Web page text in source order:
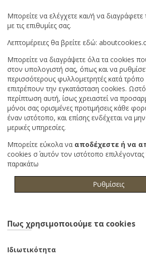
Μπορείτε να ελέγχετε και/ή να
με τις επιθυμίες σας.
Λεπτομέρειες θα βρείτε εδώ:
Μπορείτε να διαγράψετε όλα τα cookies
στον υπολογιστή σας, όπως και να
περισσότερους φυλλομετρητές κατά
επιτρέπουν την εγκατάσταση cookies.
περίπτωση αυτή, ίσως χρειαστεί να
μόνοι σας ορισμένες προτιμήσεις κάθε
έναν ιστότοπο, και επίσης ενδέχεται να
μερικές υπηρεσίες.
Μπορείτε εύκολα να αποδέχεστε ή να
cookies σ΄ αυτόν τον ιστότοπο επιλέγοντας
παρακάτω
Ρυθμίσεις
Πως χρησιμοποιούμε τα cookies
Ιδιωτικότητα